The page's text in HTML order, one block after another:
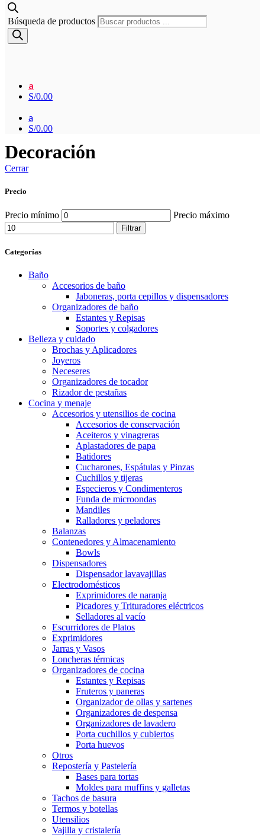
Búsqueda de productos
a
S/0.00
a
S/0.00
Decoración
Cerrar
Precio
Precio mínimo Precio máximo
Filtrar
Categorías
Baño
Accesorios de baño
Jaboneras, porta cepillos y dispensadores
Organizadores de baño
Estantes y Repisas
Soportes y colgadores
Belleza y cuidado
Brochas y Aplicadores
Joyeros
Neceseres
Organizadores de tocador
Rizador de pestañas
Cocina y menaje
Accesorios y utensilios de cocina
Accesorios de conservación
Aceiteros y vinagreras
Aplastadores de papa
Batidores
Cucharones, Espátulas y Pinzas
Cuchillos y tijeras
Especieros y Condimenteros
Funda de microondas
Mandiles
Ralladores y peladores
Balanzas
Contenedores y Almacenamiento
Bowls
Dispensadores
Dispensador lavavajillas
Electrodomésticos
Exprimidores de naranja
Picadores y Trituradores eléctricos
Selladores al vacío
Escurridores de Platos
Exprimidores
Jarras y Vasos
Loncheras térmicas
Organizadores de cocina
Estantes y Repisas
Fruteros y paneras
Organizador de ollas y sartenes
Organizadores de despensa
Organizadores de lavadero
Porta cuchillos y cubiertos
Porta huevos
Otros
Repostería y Pastelería
Bases para tortas
Moldes para muffins y galletas
Tachos de basura
Termos y botellas
Utensilios
Vajilla y cristalería